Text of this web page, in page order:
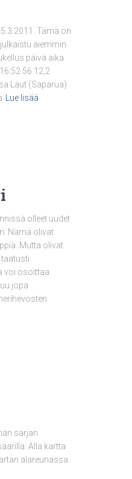
Tämä on
aiemmin
päivä aika
56 12,2
Laut (Saparua)
Lue lisää
olleet uudet
Nämä olivat
Mutta olivat
voi osoittaa
jopa
sarjan
Alla kartta
alareunassa.